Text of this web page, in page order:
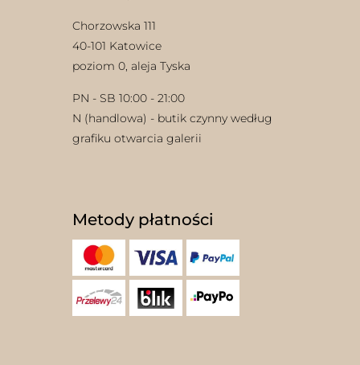
Chorzowska 111
40-101 Katowice
poziom 0, aleja Tyska
PN - SB 10:00 - 21:00
N (handlowa) - butik czynny według
grafiku otwarcia galerii
Metody płatności